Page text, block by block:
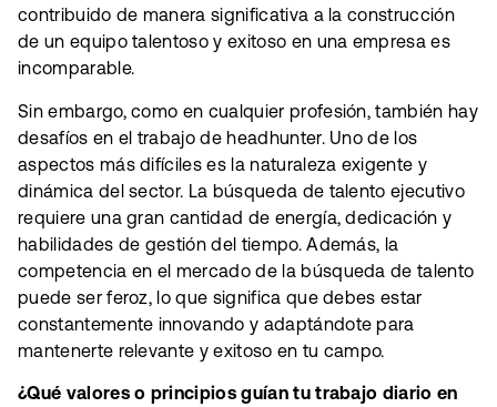
contribuido de manera significativa a la construcción
de un equipo talentoso y exitoso en una empresa es
incomparable.
Sin embargo, como en cualquier profesión, también hay
desafíos en el trabajo de headhunter. Uno de los
aspectos más difíciles es la naturaleza exigente y
dinámica del sector. La búsqueda de talento ejecutivo
requiere una gran cantidad de energía, dedicación y
habilidades de gestión del tiempo. Además, la
competencia en el mercado de la búsqueda de talento
puede ser feroz, lo que significa que debes estar
constantemente innovando y adaptándote para
mantenerte relevante y exitoso en tu campo.
¿Qué valores o principios guían tu trabajo diario en